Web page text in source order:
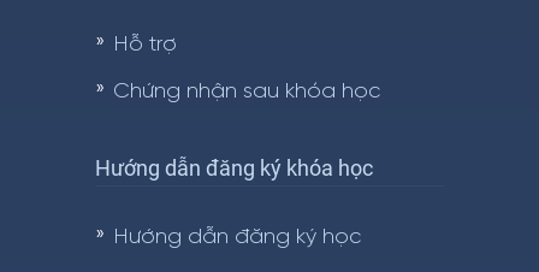
Hỗ trợ
Chứng nhận sau khóa học
Hướng dẫn đăng ký khóa học
Hướng dẫn đăng ký học